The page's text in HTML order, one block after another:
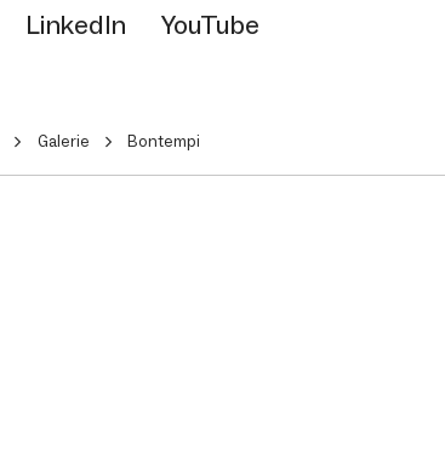
LinkedIn YouTube
Galerie Bontempi